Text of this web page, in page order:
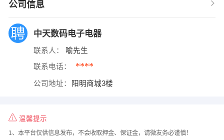
公司信息
中天数码电子电器
联系人： 喻先生
联系电话： ****
公司地址： 阳明商城3楼
温馨提示
1、本平台仅供信息发布，不会收取押金、保证金，请微友务必谨慎！